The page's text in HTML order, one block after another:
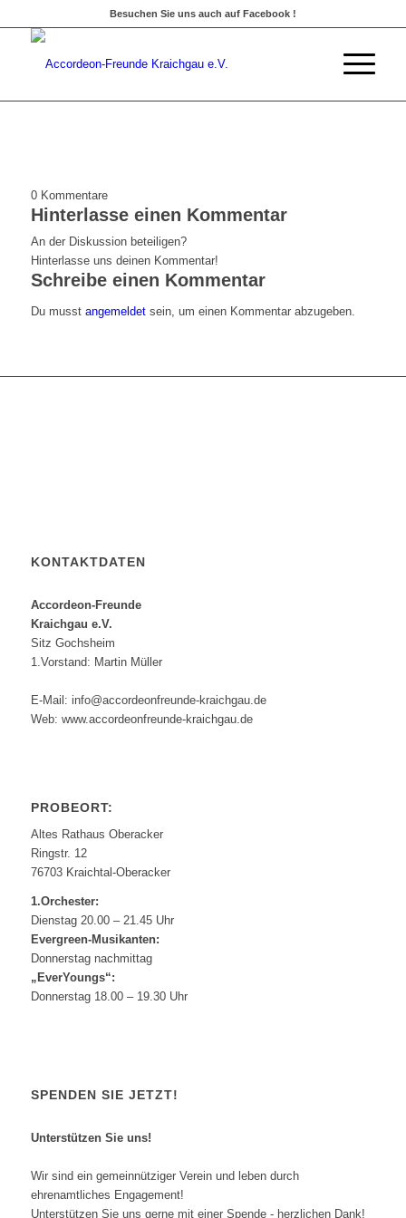
Besuchen Sie uns auch auf Facebook !
0 Kommentare
Hinterlasse einen Kommentar
An der Diskussion beteiligen?
Hinterlasse uns deinen Kommentar!
Schreibe einen Kommentar
Du musst angemeldetsein, um einen Kommentar abzugeben.
KONTAKTDATEN
Accordeon-Freunde
Kraichgau e.V.
Sitz Gochsheim
1.Vorstand: Martin Müller
E-Mail: info@accordeonfreunde-kraichgau.de
Web: www.accordeonfreunde-kraichgau.de
PROBEORT:
Altes Rathaus Oberacker
Ringstr. 12
76703 Kraichtal-Oberacker
1.Orchester:
Dienstag 20.00 – 21.45 Uhr
Evergreen-Musikanten:
Donnerstag nachmittag
„EverYoungs“:
Donnerstag 18.00 – 19.30 Uhr
SPENDEN SIE JETZT!
Unterstützen Sie uns!
Wir sind ein gemeinnütziger Verein und leben durch
ehrenamtliches Engagement!
Unterstützen Sie uns gerne mit einer Spende - herzlichen Dank!